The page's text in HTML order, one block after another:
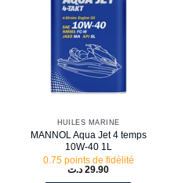
HUILES MARINE
MANNOL Aqua Jet 4 temps
10W-40 1L
0.75 points de fidélité
29.90 د.ت